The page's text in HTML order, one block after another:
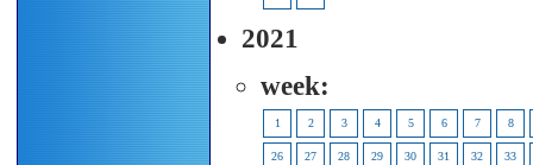
2021
week:
1 2 3 4 5 6 7 8
26 27 28 29 30 31 32 33